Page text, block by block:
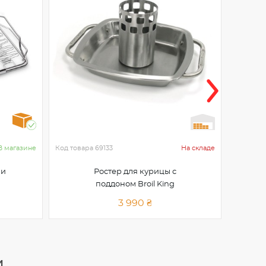
магазине Код товара 69133 На складе
Ростер для курицы с
поддоном Broil King
3 990 ₴